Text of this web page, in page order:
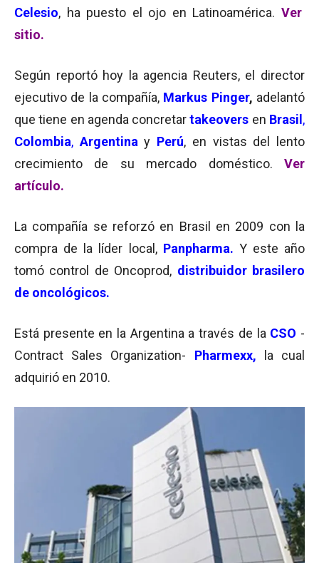
Celesio, ha puesto el ojo en Latinoamérica. Ver
sitio.
Según reportó hoy la agencia Reuters, el director
ejecutivo de la compañía, Markus Pinger, adelantó
que tiene en agenda concretartakeovers en Brasil ,
Colombia, Argentina y Perú, en vistas del lento
crecimiento de su mercado doméstico. Ver
artículo.
La compañía se reforzó en Brasil en 2009 con la
compra de la líder local, Panpharma. Y este año
tomó control de Oncoprod, distribuidor brasilero
de oncológicos.
Está presente en la Argentina a través de la CSO -
Contract Sales Organization- Pharmexx, la cual
adquirió en 2010.